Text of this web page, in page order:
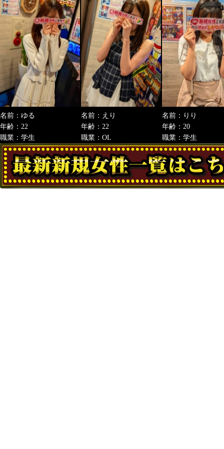
名前：ゆる
年齢：22
職業：学生
名前：えり
年齢：22
職業：OL
名前：りり
年齢：20
職業：学生